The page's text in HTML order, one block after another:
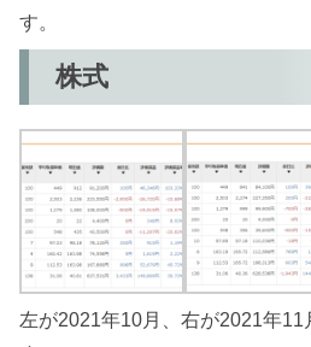
す。
株式
左が2021年10月、右が2021年